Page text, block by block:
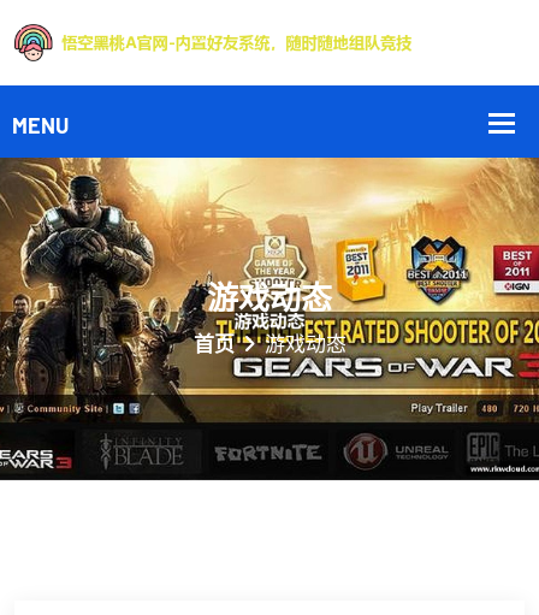
游戏动态
首页 游戏动态